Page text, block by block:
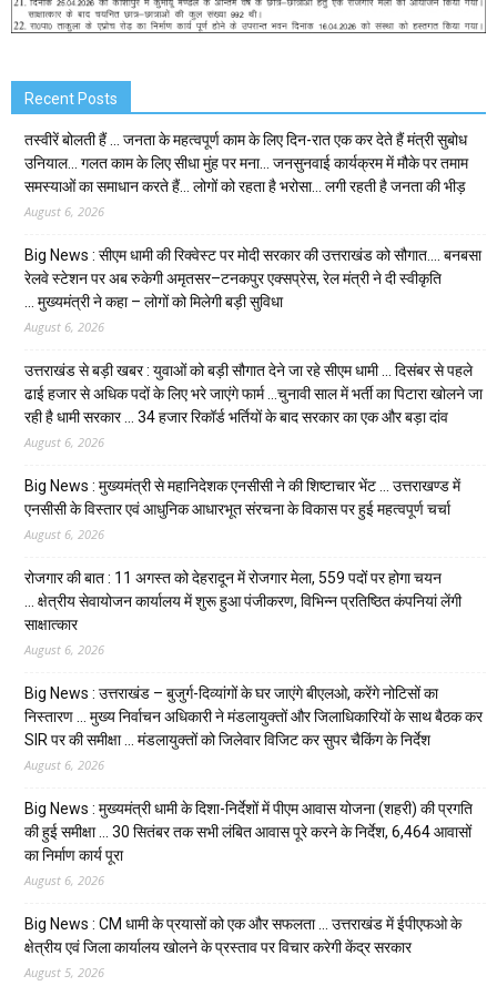
Recent Posts
तस्वीरें बोलती हैं … जनता के महत्वपूर्ण काम के लिए दिन-रात एक कर देते हैं मंत्री सुबोध
उनियाल… गलत काम के लिए सीधा मुंह पर मना… जनसुनवाई कार्यक्रम में मौके पर तमाम
समस्याओं का समाधान करते हैं… लोगों को रहता है भरोसा… लगी रहती है जनता की भीड़
August 6, 2026
Big News : सीएम धामी की रिक्वेस्ट पर मोदी सरकार की उत्तराखंड को सौगात…. बनबसा
रेलवे स्टेशन पर अब रुकेगी अमृतसर–टनकपुर एक्सप्रेस, रेल मंत्री ने दी स्वीकृति
… मुख्यमंत्री ने कहा – लोगों को मिलेगी बड़ी सुविधा
August 6, 2026
उत्तराखंड से बड़ी खबर : युवाओं को बड़ी सौगात देने जा रहे सीएम धामी … दिसंबर से पहले
ढाई हजार से अधिक पदों के लिए भरे जाएंगे फार्म …चुनावी साल में भर्ती का पिटारा खोलने जा
रही है धामी सरकार … 34 हजार रिकॉर्ड भर्तियों के बाद सरकार का एक और बड़ा दांव
August 6, 2026
Big News : मुख्यमंत्री से महानिदेशक एनसीसी ने की शिष्टाचार भेंट … उत्तराखण्ड में
एनसीसी के विस्तार एवं आधुनिक आधारभूत संरचना के विकास पर हुई महत्वपूर्ण चर्चा
August 6, 2026
रोजगार की बात : 11 अगस्त को देहरादून में रोजगार मेला, 559 पदों पर होगा चयन
… क्षेत्रीय सेवायोजन कार्यालय में शुरू हुआ पंजीकरण, विभिन्न प्रतिष्ठित कंपनियां लेंगी
साक्षात्कार
August 6, 2026
Big News : उत्तराखंड – बुजुर्ग-दिव्यांगों के घर जाएंगे बीएलओ, करेंगे नोटिसों का
निस्तारण … मुख्य निर्वाचन अधिकारी ने मंडलायुक्तों और जिलाधिकारियों के साथ बैठक कर
SIR पर की समीक्षा … मंडलायुक्तों को जिलेवार विजिट कर सुपर चैकिंग के निर्देश
August 6, 2026
Big News : मुख्यमंत्री धामी के दिशा-निर्देशों में पीएम आवास योजना (शहरी) की प्रगति
की हुई समीक्षा … 30 सितंबर तक सभी लंबित आवास पूरे करने के निर्देश, 6,464 आवासों
का निर्माण कार्य पूरा
August 6, 2026
Big News : CM धामी के प्रयासों को एक और सफलता … उत्तराखंड में ईपीएफओ के
क्षेत्रीय एवं जिला कार्यालय खोलने के प्रस्ताव पर विचार करेगी केंद्र सरकार
August 5, 2026